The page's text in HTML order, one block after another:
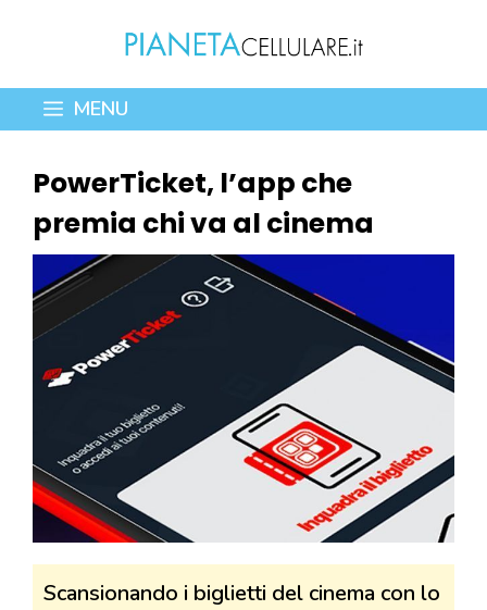
contenuto
MENU
PowerTicket, l’app che
premia chi va al cinema
Scansionando i biglietti del cinema con lo